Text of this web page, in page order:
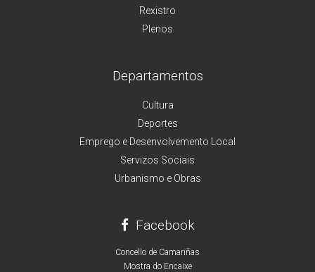
Rexistro
Plenos
Departamentos
Cultura
Deportes
Emprego e Desenvolvemento Local
Servizos Sociais
Urbanismo e Obras
Facebook
Concello de Camariñas
Mostra do Encaixe